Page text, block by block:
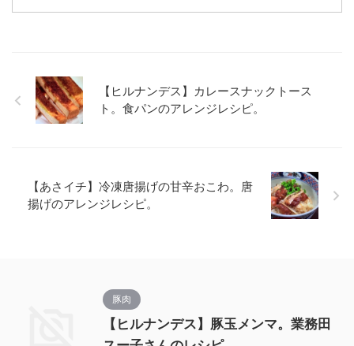
【ヒルナンデス】カレースナックトース
ト。食パンのアレンジレシピ。
【あさイチ】冷凍唐揚げの甘辛おこわ。唐
揚げのアレンジレシピ。
豚肉
【ヒルナンデス】豚玉メンマ。業務田